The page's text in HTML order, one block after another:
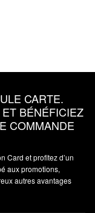
CARTE.
BÉNÉFICIEZ
COMMANDE
Card et profitez d’un
aux promotions,
autres avantages